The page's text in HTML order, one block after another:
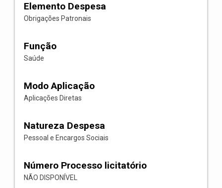
Elemento Despesa
Obrigações Patronais
Função
Saúde
Modo Aplicação
Aplicações Diretas
Natureza Despesa
Pessoal e Encargos Sociais
Número Processo licitatório
NÃO DISPONÍVEL